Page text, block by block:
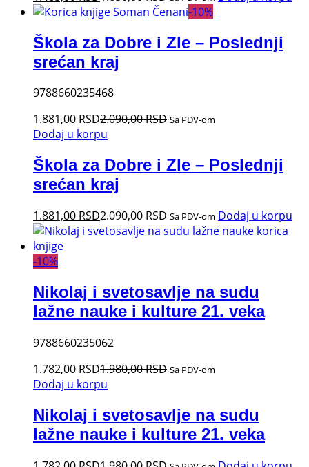
-10%
Škola za Dobre i Zle – Poslednji
srećan kraj
9788660235468
1.881,00 RSD2.090,00RSD Sa PDV-om
Dodaj u korpu
Škola za Dobre i Zle – Poslednji
srećan kraj
1.881,00 RSD2.090,00RSD Sa PDV-om Dodaj u korpu
-10%
Nikolaj i svetosavlje na sudu
lažne nauke i kulture 21. veka
9788660235062
1.782,00 RSD1.980,00RSD Sa PDV-om
Dodaj u korpu
Nikolaj i svetosavlje na sudu
lažne nauke i kulture 21. veka